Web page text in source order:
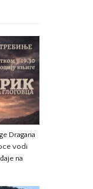
Dragana
vodi
na